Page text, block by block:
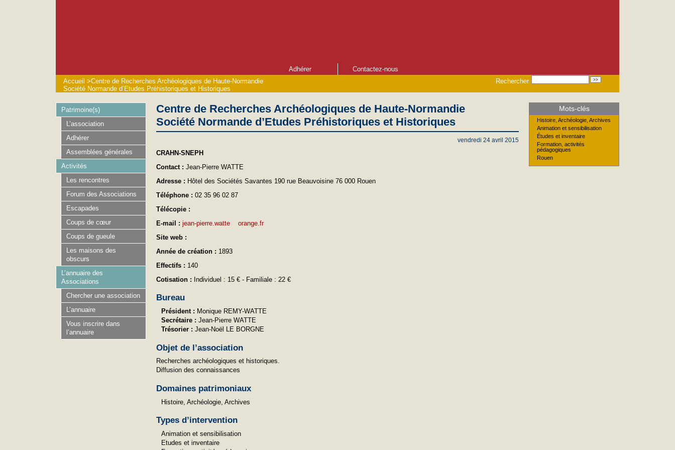
Adhérer
Contactez-nous
Rechercher
Accueil >Centre de Recherches Archéologiques de Haute-Normandie
Société Normande d’Etudes Préhistoriques et Historiques
Centre de Recherches Archéologiques de Haute-Normandie
Société Normande d’Etudes Préhistoriques et Historiques
vendredi 24 avril 2015
CRAHN-SNEPH
Contact : Jean-Pierre WATTE
Adresse : Hôtel des Sociétés Savantes 190 rue Beauvoisine 76 000 Rouen
Téléphone : 02 35 96 02 87
Télécopie :
E-mail : jean-pierre.watte
orange.fr
Site web :
Année de création : 1893
Effectifs : 140
Cotisation : Individuel : 15 € - Familiale : 22 €
Bureau
Président : Monique REMY-WATTE
Secrétaire : Jean-Pierre WATTE
Trésorier : Jean-Noël LE BORGNE
Objet de l’association
Recherches archéologiques et historiques.
Diffusion des connaissances
Domaines patrimoniaux
Histoire, Archéologie, Archives
Types d’intervention
Animation et sensibilisation
Etudes et inventaire
Patrimoine(s)
L’association
Adhérer
Assemblées générales
Activités
Les rencontres
Forum des Associations
Escapades
Coups de cœur
Coups de gueule
Les maisons des
obscurs
L’annuaire des
Associations
Chercher une association
L’annuaire
Vous inscrire dans
l’annuaire
Mots-clés
Histoire, Archéologie, Archives
Animation et sensibilisation
Études et inventaire
Formation, activités
pédagogiques
Rouen